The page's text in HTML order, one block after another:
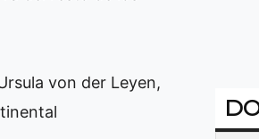
von der Leyen,